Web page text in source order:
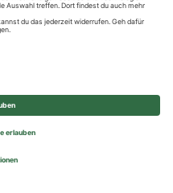
All rights reserved